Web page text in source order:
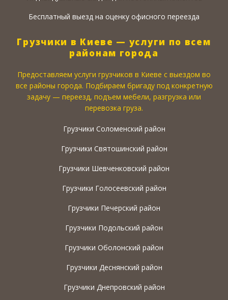
Бесплатный выезд на оценку офисного переезда
Грузчики в Киеве — услуги по всем
районам города
Предоставляем услуги грузчиков в Киеве с выездом во
все районы города. Подбираем бригаду под конкретную
задачу — переезд, подъем мебели, разгрузка или
перевозка груза.
Грузчики Соломенский район
Грузчики Святошинский район
Грузчики Шевченковский район
Грузчики Голосеевский район
Грузчики Печерский район
Грузчики Подольский район
Грузчики Оболонский район
Грузчики Деснянский район
Грузчики Днепровский район